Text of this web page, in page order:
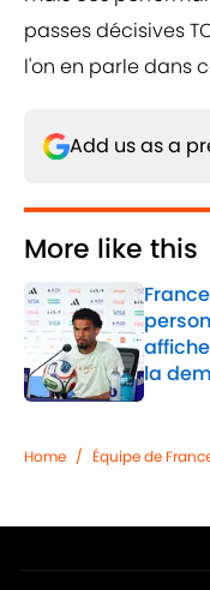
passes décisives
l'on en parle dans
Add us as a
More like this
la
Home / Équipe de